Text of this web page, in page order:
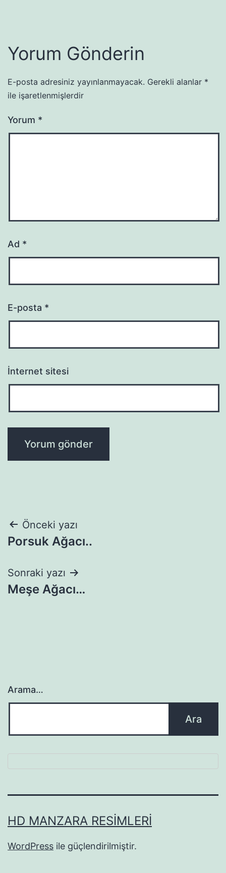
Yorum Gönderin
E-posta adresiniz yayınlanmayacak. Gerekli alanlar *
ile işaretlenmişlerdir
Yorum *
Ad *
E-posta *
İnternet sitesi
Yazı
gezinmesi
Önceki yazı
Porsuk Ağacı..
Sonraki yazı
Meşe Ağacı…
Arama…
HD MANZARA RESIMLERI
WordPress ile güçlendirilmiştir.